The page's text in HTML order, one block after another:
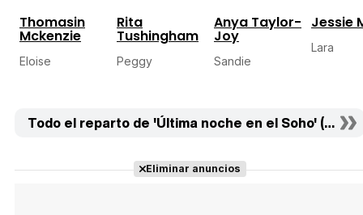
Thomasin
Mckenzie
Eloise
Rita
Tushingham
Peggy
Anya Taylor-
Joy
Sandie
Jessie
Lara
Todo el reparto de 'Última noche en el Soho' (20)
Eliminar anuncios